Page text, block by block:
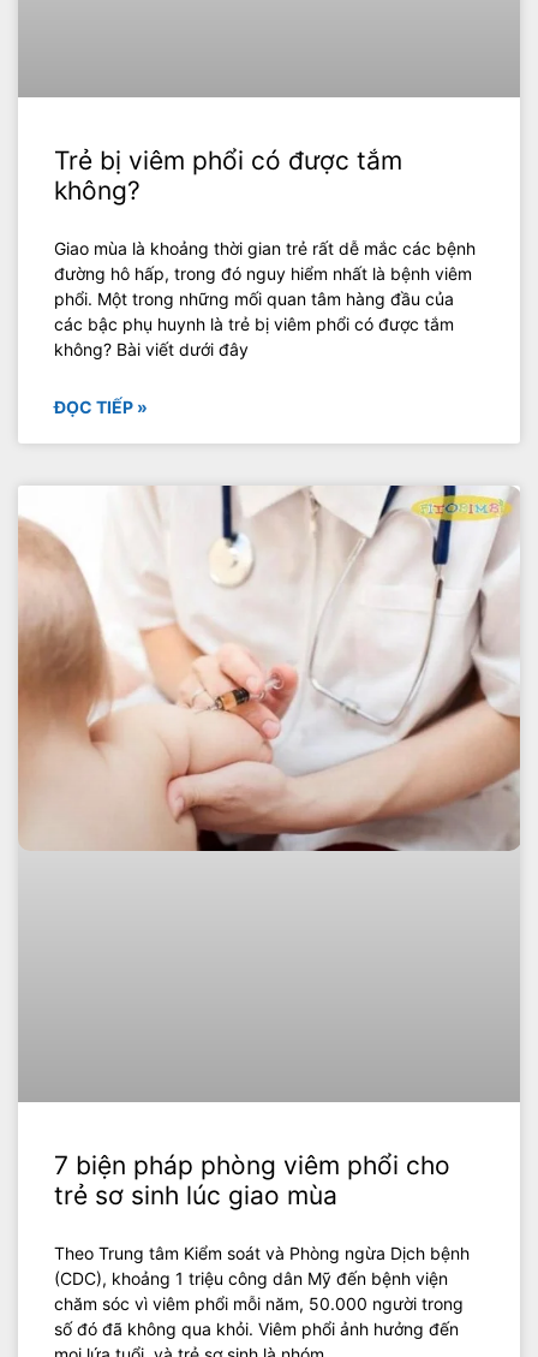
Trẻ bị viêm phổi có được tắm
không?
Giao mùa là khoảng thời gian trẻ rất dễ mắc các bệnh
đường hô hấp, trong đó nguy hiểm nhất là bệnh viêm
phổi. Một trong những mối quan tâm hàng đầu của
các bậc phụ huynh là trẻ bị viêm phổi có được tắm
không? Bài viết dưới đây
ĐỌC TIẾP »
7 biện pháp phòng viêm phổi cho
trẻ sơ sinh lúc giao mùa
Theo Trung tâm Kiểm soát và Phòng ngừa Dịch bệnh
(CDC), khoảng 1 triệu công dân Mỹ đến bệnh viện
chăm sóc vì viêm phổi mỗi năm, 50.000 người trong
số đó đã không qua khỏi. Viêm phổi ảnh hưởng đến